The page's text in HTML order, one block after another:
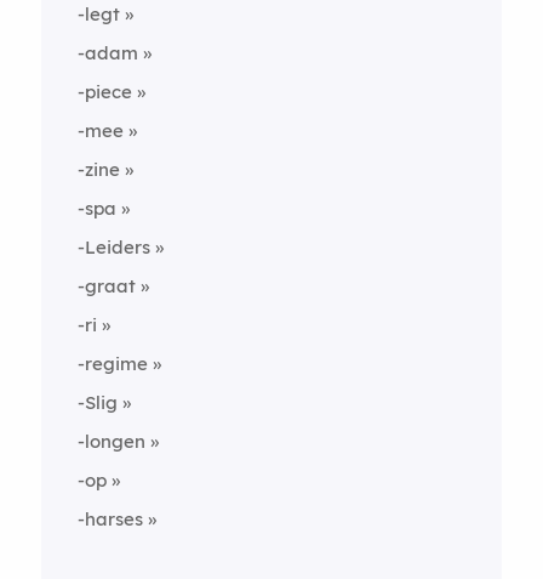
-legt
-adam
-piece
-mee
-zine
-spa
-Leiders
-graat
-ri
-regime
-Slig
-longen
-op
-harses